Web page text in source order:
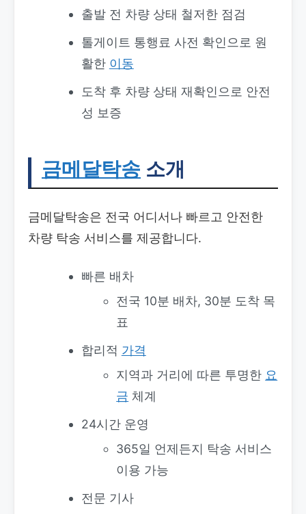
출발 전 차량 상태 철저한 점검
톨게이트 통행료 사전 확인으로 원
활한 이동
도착 후 차량 상태 재확인으로 안전
성 보증
금메달탁송 소개
금메달탁송은 전국 어디서나 빠르고 안전한
차량 탁송 서비스를 제공합니다.
빠른 배차
전국 10분 배차, 30분 도착 목
표
합리적 가격
지역과 거리에 따른 투명한 요
금 체계
24시간 운영
365일 언제든지 탁송 서비스
이용 가능
전문 기사